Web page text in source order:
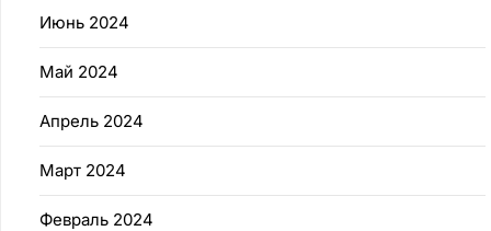
Июнь 2024
Май 2024
Апрель 2024
Март 2024
Февраль 2024